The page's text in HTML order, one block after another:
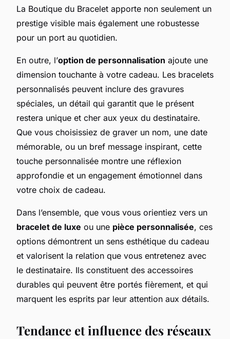
La Boutique du Bracelet apporte non seulement un
prestige visible mais également une robustesse
pour un port au quotidien.
En outre, l’option de personnalisation ajoute une
dimension touchante à votre cadeau. Les bracelets
personnalisés peuvent inclure des gravures
spéciales, un détail qui garantit que le présent
restera unique et cher aux yeux du destinataire.
Que vous choisissiez de graver un nom, une date
mémorable, ou un bref message inspirant, cette
touche personnalisée montre une réflexion
approfondie et un engagement émotionnel dans
votre choix de cadeau.
Dans l’ensemble, que vous vous orientiez vers un
bracelet de luxe ou une pièce personnalisée, ces
options démontrent un sens esthétique du cadeau
et valorisent la relation que vous entretenez avec
le destinataire. Ils constituent des accessoires
durables qui peuvent être portés fièrement, et qui
marquent les esprits par leur attention aux détails.
Tendance et influence des réseaux